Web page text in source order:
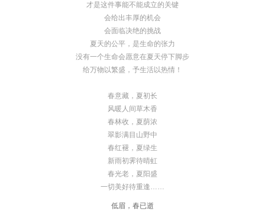
才是这件事能不能成立的关键
会给出丰厚的机会
会面临决绝的挑战
夏天的公平，是生命的张力
没有一个生命会愿意在夏天停下脚步
给万物以繁盛，予生活以热情！
春意藏，夏初长
风暖人间草木香
春林收，夏荫浓
翠影满目山野中
春红褪，夏绿生
新雨初霁待晴虹
春光老，夏阳盛
一切美好待重逢……
低眉，春已逝